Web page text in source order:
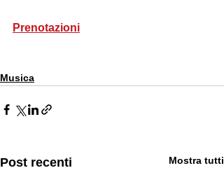
Prenotazioni
Musica
Post recenti Mostra tutti